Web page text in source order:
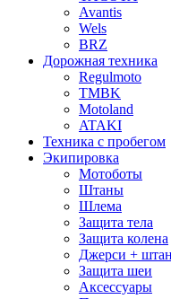
Avantis
Wels
BRZ
Дорожная техника
Regulmoto
TMBK
Motoland
ATAKI
Техника с пробегом
Экипировка
Мотоботы
Штаны
Шлема
Защита тела
Защита колена
Джерси +
Защита шеи
Аксессуары